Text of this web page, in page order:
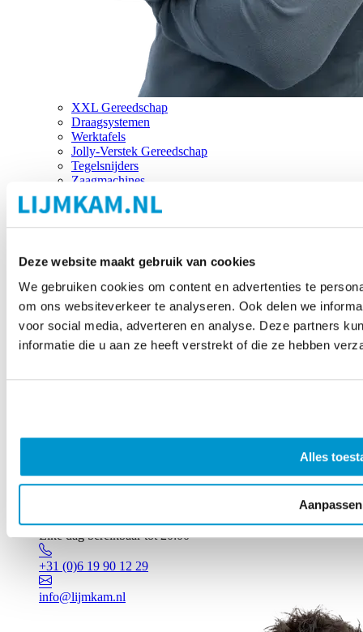
Deze website maakt gebruik van cookies
We gebruiken cookies om content en advertenties te
om ons websiteverkeer te analyseren. Ook delen we
voor social media, adverteren en analyse. Deze partners
informatie die u aan ze heeft verstrekt of die ze hebben
Alles
Aanpassen
XXL Gereedschap
Draagsystemen
Werktafels
Jolly-Verstek Gereedschap
Tegelsnijders
Zaagmachines
Merken
Elke dag bereikbaar tot 20:00
+31 (0)6 19 90 12 29
info@lijmkam.nl